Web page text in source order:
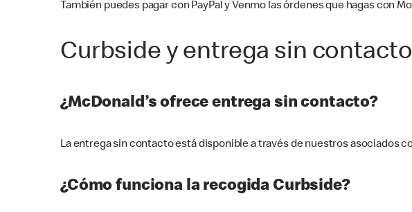
También puedes pagar con PayPal y Venmo las órdenes que hagas con
Curbside y entrega sin contacto
¿McDonald’s ofrece entrega sin contacto?
La entrega sin contacto está disponible a través de nuestros asociados
¿Cómo funciona la recogida Curbside?